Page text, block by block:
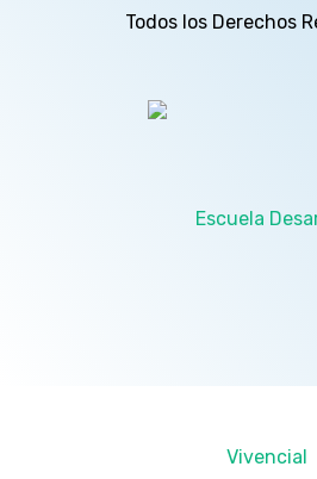
Todos los Derechos